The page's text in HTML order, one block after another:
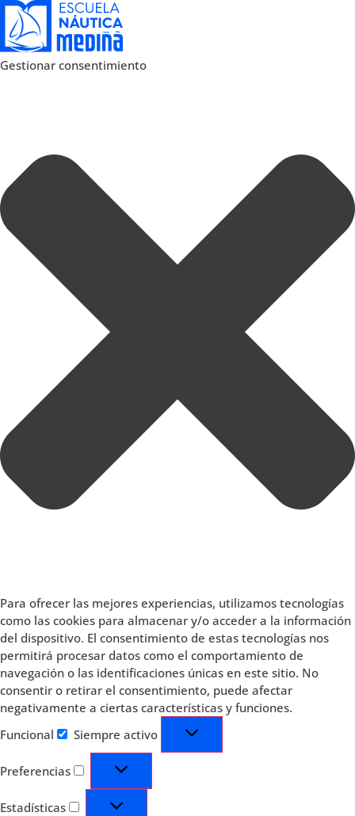
Gestionar consentimiento
Para ofrecer las mejores experiencias, utilizamos tecnologías
como las cookies para almacenar y/o acceder a la información
del dispositivo. El consentimiento de estas tecnologías nos
permitirá procesar datos como el comportamiento de
navegación o las identificaciones únicas en este sitio. No
consentir o retirar el consentimiento, puede afectar
negativamente a ciertas características y funciones.
Funcional
Siempre activo
Preferencias
Estadísticas